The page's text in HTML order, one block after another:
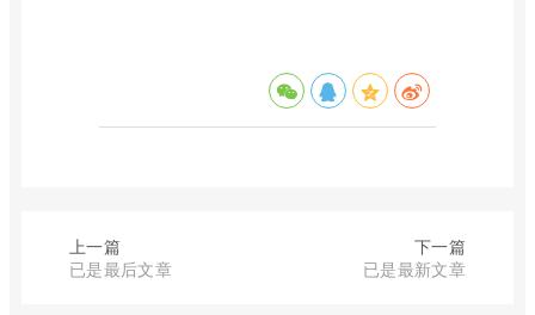
上一篇
已是最后文章
下一篇
已是最新文章